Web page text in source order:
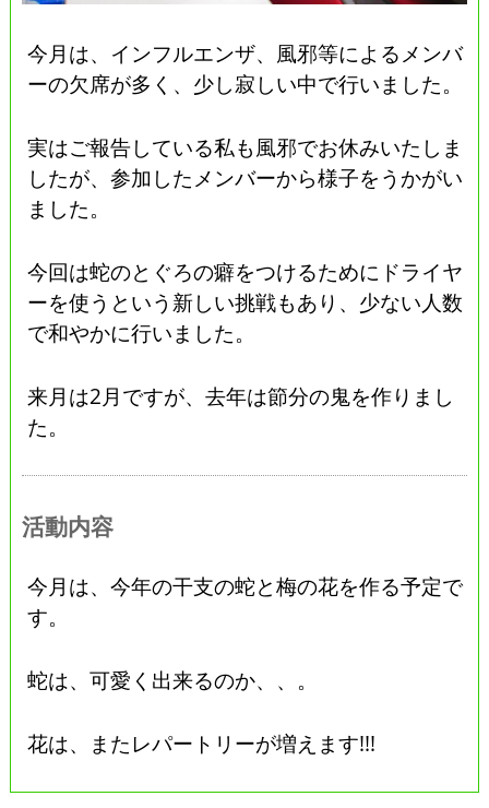
今月は、インフルエンザ、風邪等によるメンバ
ーの欠席が多く、少し寂しい中で行いました。
実はご報告している私も風邪でお休みいたしま
したが、参加したメンバーから様子をうかがい
ました。
今回は蛇のとぐろの癖をつけるためにドライヤ
ーを使うという新しい挑戦もあり、少ない人数
で和やかに行いました。
来月は2月ですが、去年は節分の鬼を作りまし
た。
活動内容
今月は、今年の干支の蛇と梅の花を作る予定で
す。
蛇は、可愛く出来るのか、、。
花は、またレパートリーが増えます!!!